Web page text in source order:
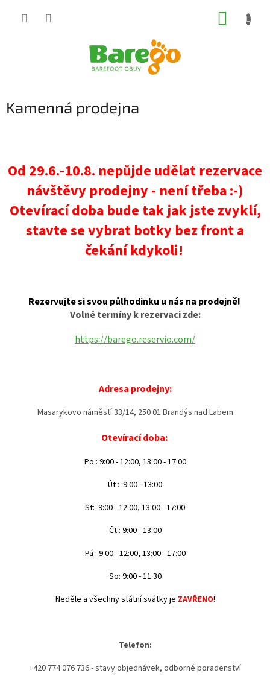
Kamenná prodejna
Od 29.6.-10.8. nepůjde udělat rezervace
návštěvy prodejny - není třeba :-)
Otevírací doba bude tak jak jste zvyklí,
stavte se vybrat botky bez front a
čekání kdykoli!
Rezervujte si svou půlhodinku u nás na prodejně!
Volné termíny k rezervaci zde:
https://barego.reservio.com/
Adresa prodejny:
Masarykovo náměstí 33/14, 250 01 Brandýs nad Labem
Otevírací doba:
Po : 9:00 - 12:00, 13:00 - 17:00
Út : 9:00 - 13:00
St: 9:00 - 12:00, 13:00 - 17:00
Čt : 9:00 - 13:00
Pá : 9:00 - 12:00, 13:00 - 17:00
So: 9:00 - 11:30
Neděle a všechny státní svátky je ZAVŘENO!
Telefon:
+420 774 076 736 - stavy objednávek, odborné poradenství